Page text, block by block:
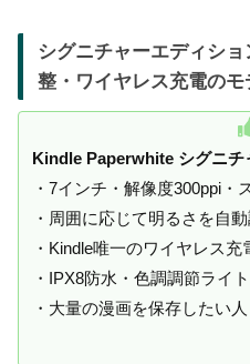
シグニチャーエディシ
整・ワイヤレス充電のモ
Kindle Paperwhite シグニチ
・7インチ・解像度300ppi・
・周囲に応じて明るさを自
・Kindle唯一のワイヤレス充
・IPX8防水・色調調節ライ
・大量の漫画を保存したい